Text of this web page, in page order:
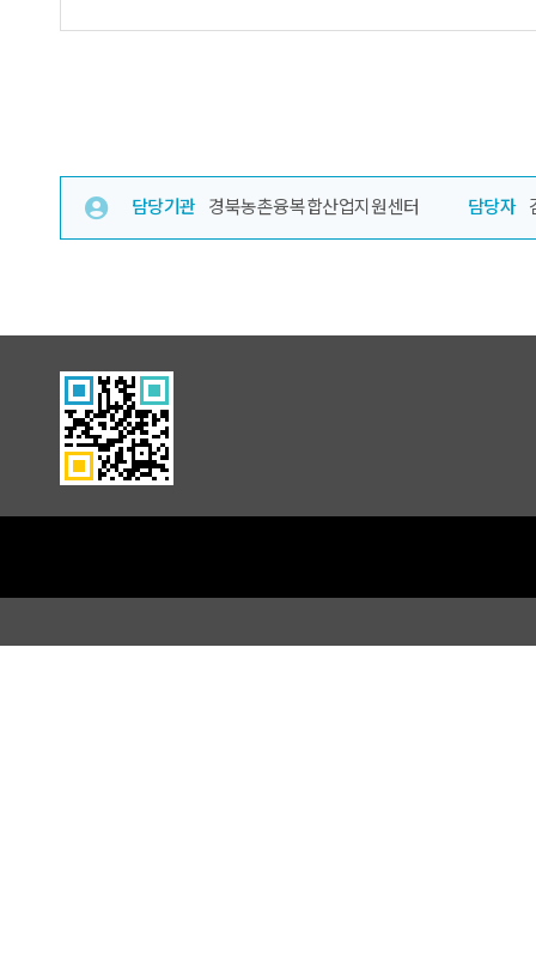
담당기관 경북농촌융복합산업지원센터 담당자